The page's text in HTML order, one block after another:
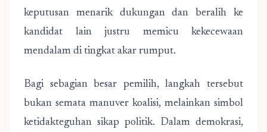
keputusan menarik dukungan dan beralih ke
kandidat lain justru memicu kekecewaan
mendalam di tingkat akar rumput.
Bagi sebagian besar pemilih, langkah tersebut
bukan semata manuver koalisi, melainkan simbol
ketidakteguhan sikap politik. Dalam demokrasi,